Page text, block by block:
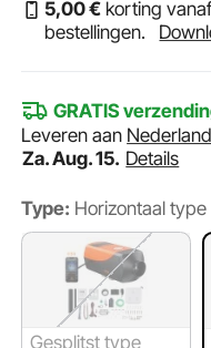
5,00€ korting
bestellingen.
GRATIS
Leveren aan Nederland
Za. Aug. 15. Details
Type: Horizontaal type
Gesplitst type